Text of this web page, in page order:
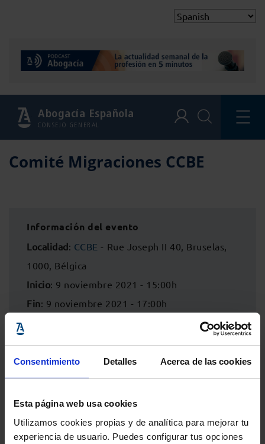
Consentimiento Detalles Acerca de las cookies
Esta página web usa cookies
Utilizamos cookies propias y de analítica para mejorar tu
experiencia de usuario. Puedes configurar tus opciones
Abogacía Española
CONSEJO GENERAL
Comité Migraciones CCBE
Información del evento
Localidad: CCBE - Rue Joseph II 40, Bruselas,
1000, Bélgica
Inicio: 9 noviembre 2021 - 15:00h
Fin: 9 noviembre 2021 - 17:00h